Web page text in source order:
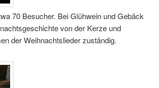
70 Besucher. Bei Glühwein und Gebäck
von der Kerze und
der Weihnachtslieder zuständig.